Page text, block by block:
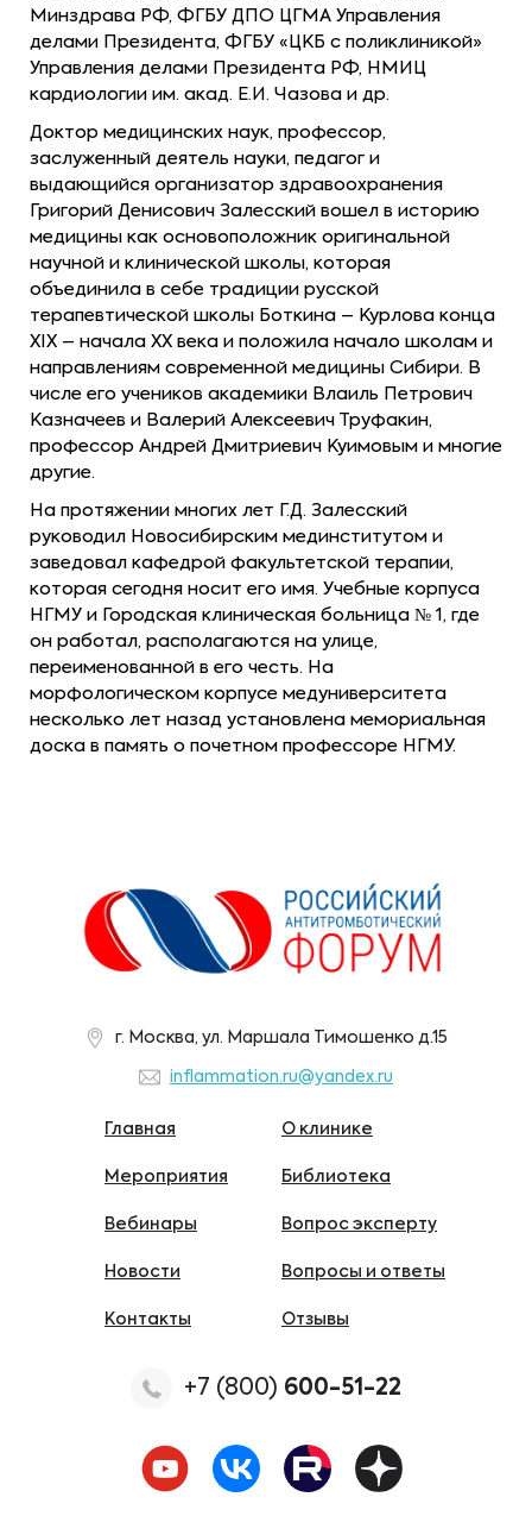
Минздрава РФ, ФГБУ ДПО ЦГМА Управления
делами Президента, ФГБУ «ЦКБ с поликлиникой»
Управления делами Президента РФ, НМИЦ
кардиологии им. акад. Е.И. Чазова и др.
Доктор медицинских наук, профессор,
заслуженный деятель науки, педагог и
выдающийся организатор здравоохранения
Григорий Денисович Залесский вошел в историю
медицины как основоположник оригинальной
научной и клинической школы, которая
объединила в себе традиции русской
терапевтической школы Боткина – Курлова конца
ХIХ – начала ХХ века и положила начало школам и
направлениям современной медицины Сибири. В
числе его учеников академики Влаиль Петрович
Казначеев и Валерий Алексеевич Труфакин,
профессор Андрей Дмитриевич Куимовым и многие
другие.
На протяжении многих лет Г.Д. Залесский
руководил Новосибирским мединститутом и
заведовал кафедрой факультетской терапии,
которая сегодня носит его имя. Учебные корпуса
НГМУ и Городская клиническая больница № 1, где
он работал, располагаются на улице,
переименованной в его честь. На
морфологическом корпусе медуниверситета
несколько лет назад установлена мемориальная
доска в память о почетном профессоре НГМУ.
г. Москва, ул. Маршала Тимошенко д.15
inflammation.ru@yandex.ru
Главная
Мероприятия
Вебинары
Новости
Контакты
О клинике
Библиотека
Вопрос эксперту
Вопросы и ответы
Отзывы
+7 (800) 600-51-22